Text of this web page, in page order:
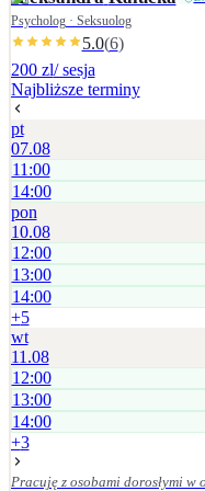
Psycholog · Seksuolog
5.0(6)
200 zl/ sesja
Najbliższe terminy
pt
07.08
11:00
14:00
pon
10.08
12:00
13:00
14:00
+5
wt
11.08
12:00
13:00
14:00
+3
Pracuję z osobami dorosłymi w